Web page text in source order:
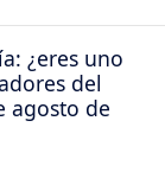
¿eres uno
del
agosto de